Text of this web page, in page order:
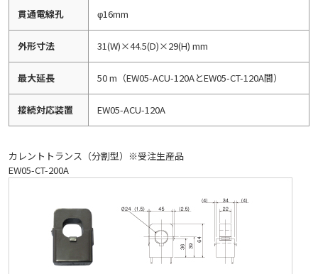
貫通電線孔 φ16mm
外形寸法 31(W)×44.5(D)×29(H) mm
最大延長 50 m（EW05-ACU-120AとEW05-CT-120A間）
接続対応装置 EW05-ACU-120A
カレントトランス（分割型）※受注生産品
EW05-CT-200A